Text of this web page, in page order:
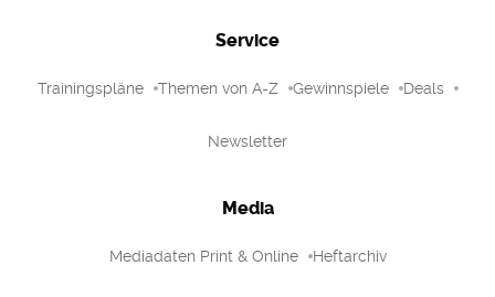
Service
Trainingspläne Themen von A-Z Gewinnspiele Deals
Newsletter
Media
Mediadaten Print & Online Heftarchiv